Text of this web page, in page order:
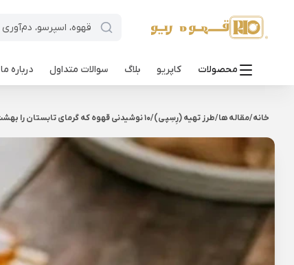
محصولات کاپریو بلاگ سوالات متداول درباره ما
خانه/مقاله ها/طرز تهیه (رِسِپی)/10 نوشیدنی قهوه که گرمای تابستان را بهشت می‌کنند